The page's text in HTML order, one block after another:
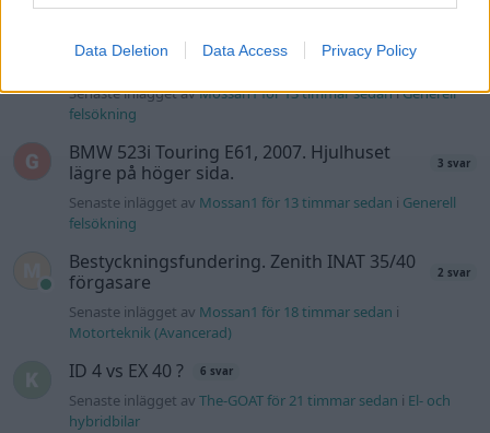
Data Deletion Data Access Privacy Policy
Lambdasond tänds på högre varv
Senaste inlägget avMossan1 för 13 timmar sedaniGenerell
felsökning
BMW 523i Touring E61, 2007. Hjulhuset
lägre på höger sida.
3 svar
Senaste inlägget av Mossan1 för 13 timmar sedan i Generell
felsökning
Bestyckningsfundering. Zenith INAT 35/40
förgasare
2 svar
Senaste inlägget av Mossan1 för 18 timmar sedan i
Motorteknik (Avancerad)
ID 4 vs EX 40 ? 6 svar
Senaste inlägget avThe-GOAT för 21 timmar sedan i El- och
hybridbilar